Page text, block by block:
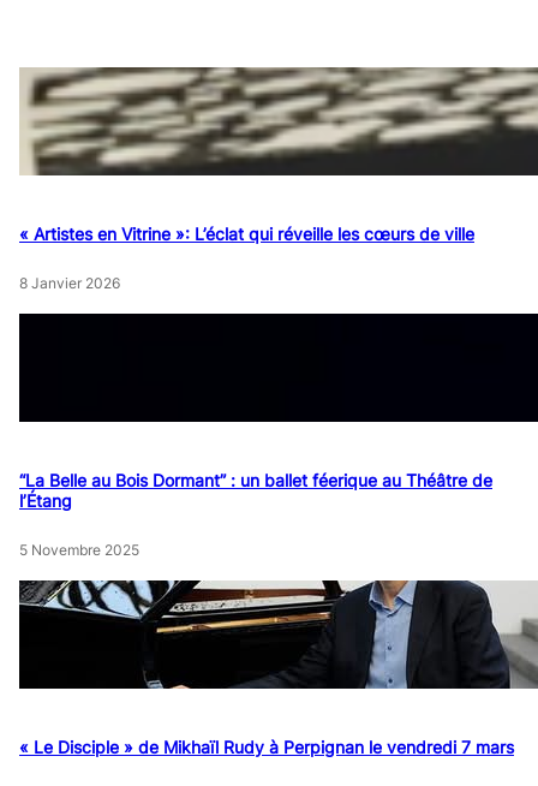
« Artistes en Vitrine »: L’éclat qui réveille les cœurs de ville
8 Janvier 2026
“La Belle au Bois Dormant” : un ballet féerique au Théâtre de
l’Étang
5 Novembre 2025
« Le Disciple » de Mikhaïl Rudy à Perpignan le vendredi 7 mars